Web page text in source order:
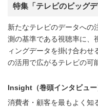
特集「テレビのビッグデ
新たなテレビのデータへの
測の基準である視聴率に、
ィングデータを掛け合わせ
の活用で広がるテレビの可
Insight（巻頭インタビュー
消費者・顧客を最もよく知